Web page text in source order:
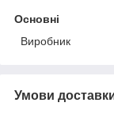
Основні
Виробник
Умови